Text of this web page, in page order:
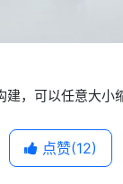
，可以任意大小
点赞(12)